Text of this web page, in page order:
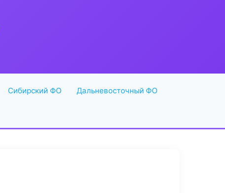
Сибирский ФО Дальневосточный ФО